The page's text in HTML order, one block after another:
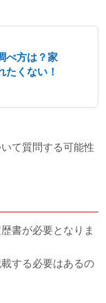
べ方は？家
たくない！
て質問する可能性
書が必要となりま
する必要はあるの